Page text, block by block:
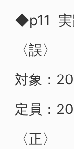
◆p11 実
〈誤〉
対象：
定員：
〈正〉